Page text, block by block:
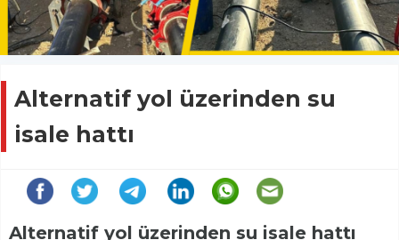
Alternatif yol üzerinden su
isale hattı
Alternatif yol üzerinden su isale hattı